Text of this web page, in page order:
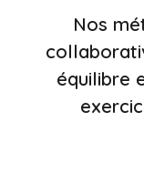
Nos
équilibre